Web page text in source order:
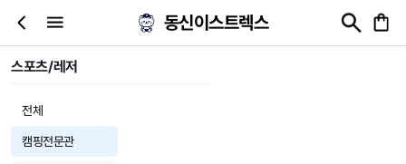
동신이스트렉스
스포츠/레저
전체
캠핑전문관